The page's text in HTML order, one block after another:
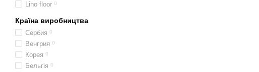
Lino floor 0
Країна виробництва
Сербия 0
Венгрия 0
Корея 0
Бельгія 0